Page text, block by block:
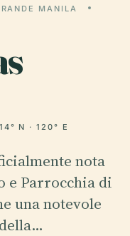
MANILA
14° N · 120° E
nota
e Parrocchia di
una notevole